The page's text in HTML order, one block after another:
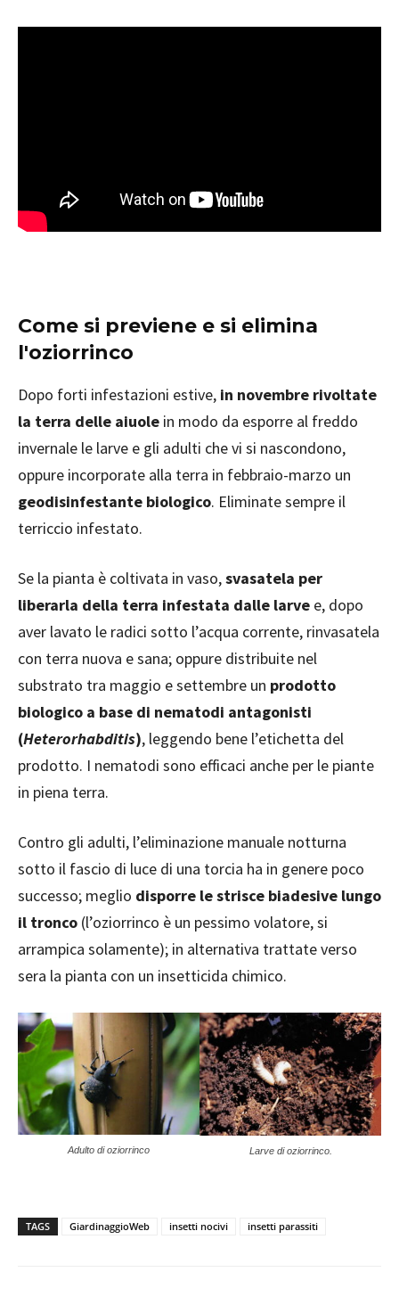
Come si previene e si elimina
l'oziorrinco
Dopo forti infestazioni estive, in novembre rivoltate
la terra delle aiuole in modo da esporre al freddo
invernale le larve e gli adulti che vi si nascondono,
oppure incorporate alla terra in febbraio-marzo un
geodisinfestante biologico. Eliminate sempre il
terriccio infestato.
Se la pianta è coltivata in vaso,svasatela per
liberarla della terra infestata dalle larve e, dopo
aver lavato le radici sotto l’acqua corrente, rinvasatela
con terra nuova e sana; oppure distribuite nel
substrato tra maggio e settembre un prodotto
biologico a base di nematodi antagonisti
(Heterorhabditis), leggendo bene l’etichetta del
prodotto. I nematodi sono efficaci anche per le piante
in piena terra.
Contro gli adulti, l’eliminazione manuale notturna
sotto il fascio di luce di una torcia ha in genere poco
successo; meglio disporre le strisce biadesive lungo
il tronco (l’oziorrinco è un pessimo volatore, si
arrampica solamente); in alternativa trattate verso
sera la pianta con un insetticida chimico.
Adulto di oziorrinco Larve di oziorrinco.
TAGS GiardinaggioWeb insetti nocivi insetti parassiti